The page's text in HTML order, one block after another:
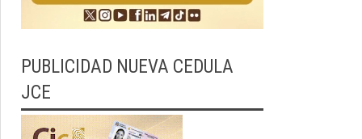
PUBLICIDAD NUEVA CEDULA
JCE